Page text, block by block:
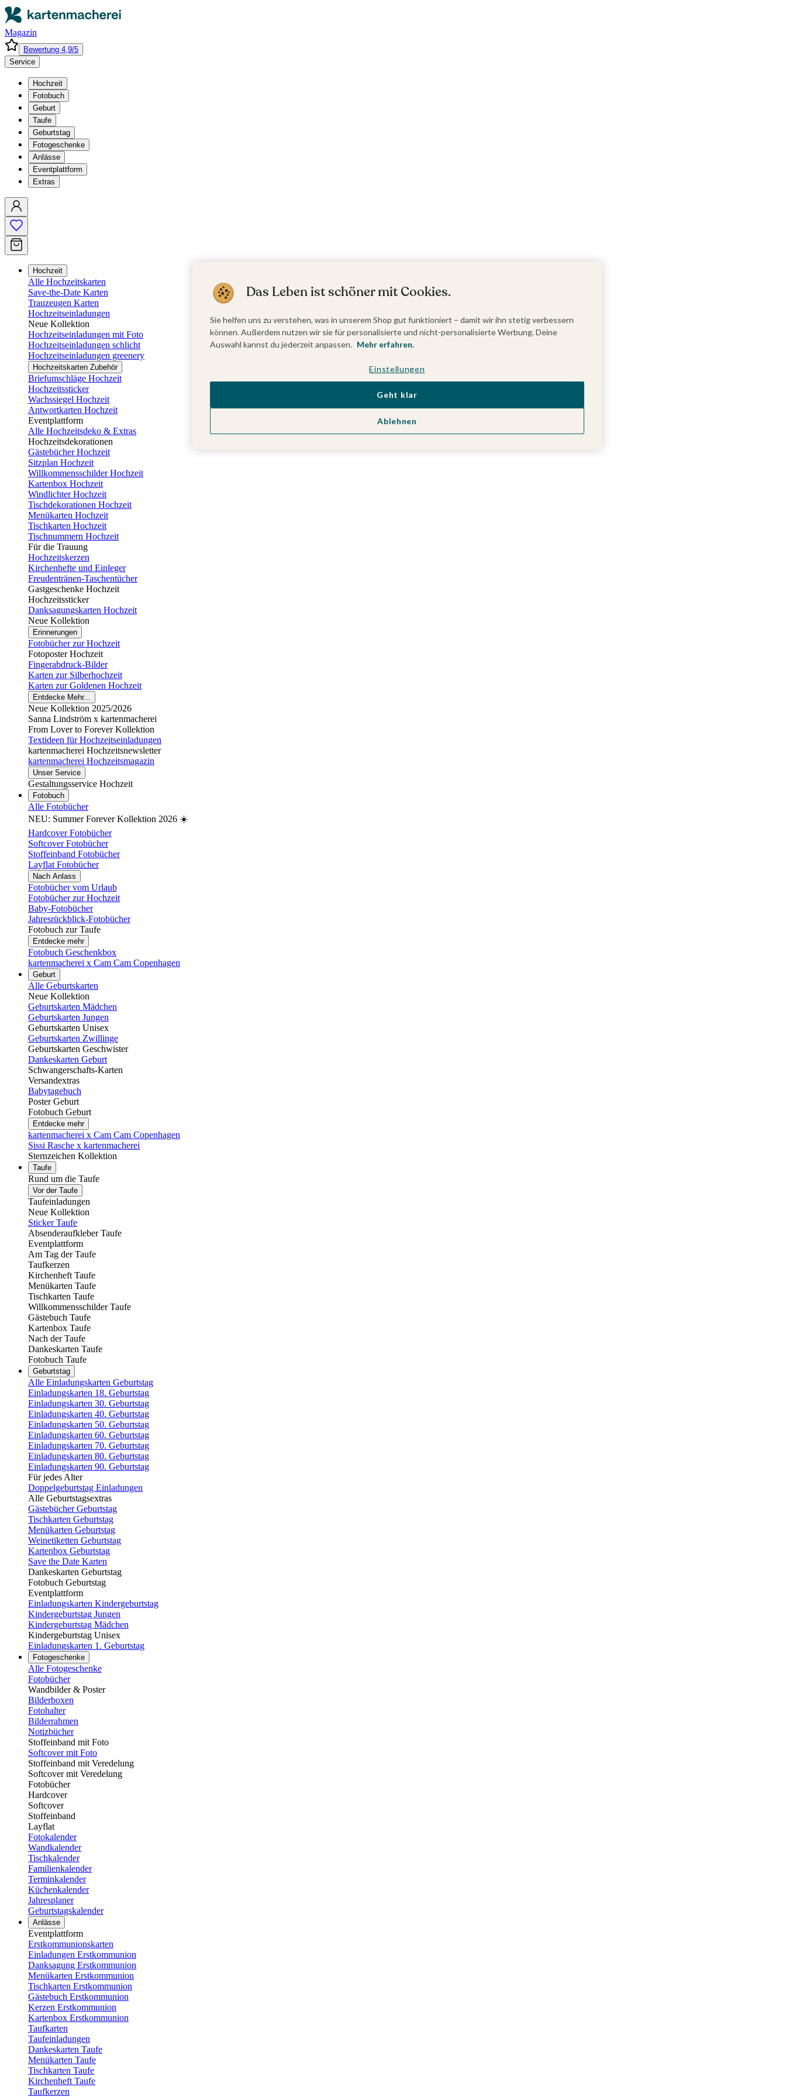
Magazin
Bewertung 4,9/5
Service
Hochzeit
Fotobuch
Geburt
Taufe
Geburtstag
Fotogeschenke
Anlässe
Eventplattform
Extras
Hochzeit
Alle Hochzeitskarten
Save-the-Date Karten
Trauzeugen Karten
Hochzeitseinladungen
Neue Kollektion
Hochzeitseinladungen mit Foto
Hochzeitseinladungen schlicht
Hochzeitseinladungen greenery
Hochzeitskarten Zubehör
Briefumschläge Hochzeit
Hochzeitssticker
Wachssiegel Hochzeit
Antwortkarten Hochzeit
Eventplattform
Alle Hochzeitsdeko & Extras
Hochzeitsdekorationen
Gästebücher Hochzeit
Sitzplan Hochzeit
Willkommensschilder Hochzeit
Kartenbox Hochzeit
Windlichter Hochzeit
Tischdekorationen Hochzeit
Menükarten Hochzeit
Tischkarten Hochzeit
Tischnummern Hochzeit
Für die Trauung
Hochzeitskerzen
Kirchenhefte und Einleger
Freudentränen-Taschentücher
Gastgeschenke Hochzeit
Hochzeitssticker
Danksagungskarten Hochzeit
Neue Kollektion
Erinnerungen
Fotobücher zur Hochzeit
Fotoposter Hochzeit
Fingerabdruck-Bilder
Karten zur Silberhochzeit
Karten zur Goldenen Hochzeit
Entdecke Mehr...
Neue Kollektion 2025/2026
Sanna Lindström x kartenmacherei
From Lover to Forever Kollektion
Textideen für Hochzeitseinladungen
kartenmacherei Hochzeitsnewsletter
kartenmacherei Hochzeitsmagazin
Unser Service
Gestaltungsservice Hochzeit
Fotobuch
Alle Fotobücher
NEU: Summer Forever Kollektion 2026 ☀️
Hardcover Fotobücher
Softcover Fotobücher
Stoffeinband Fotobücher
Layflat Fotobücher
Nach Anlass
Fotobücher vom Urlaub
Fotobücher zur Hochzeit
Baby-Fotobücher
Jahresrückblick-Fotobücher
Fotobuch zur Taufe
Entdecke mehr
Fotobuch Geschenkbox
kartenmacherei x Cam Cam Copenhagen
Geburt
Alle Geburtskarten
Neue Kollektion
Geburtskarten Mädchen
Geburtskarten Jungen
Geburtskarten Unisex
Geburtskarten Zwillinge
Geburtskarten Geschwister
Dankeskarten Geburt
Schwangerschafts-Karten
Versandextras
Babytagebuch
Poster Geburt
Fotobuch Geburt
Entdecke mehr
kartenmacherei x Cam Cam Copenhagen
Sissi Rasche x kartenmacherei
Sternzeichen Kollektion
Taufe
Rund um die Taufe
Vor der Taufe
Taufeinladungen
Neue Kollektion
Sticker Taufe
Absenderaufkleber Taufe
Eventplattform
Am Tag der Taufe
Taufkerzen
Kirchenheft Taufe
Menükarten Taufe
Tischkarten Taufe
Willkommensschilder Taufe
Gästebuch Taufe
Kartenbox Taufe
Nach der Taufe
Dankeskarten Taufe
Fotobuch Taufe
Geburtstag
Alle Einladungskarten Geburtstag
Einladungskarten 18. Geburtstag
Einladungskarten 30. Geburtstag
Einladungskarten 40. Geburtstag
Einladungskarten 50. Geburtstag
Einladungskarten 60. Geburtstag
Einladungskarten 70. Geburtstag
Einladungskarten 80. Geburtstag
Einladungskarten 90. Geburtstag
Für jedes Alter
Doppelgeburtstag Einladungen
Alle Geburtstagsextras
Gästebücher Geburtstag
Tischkarten Geburtstag
Menükarten Geburtstag
Weinetiketten Geburtstag
Kartenbox Geburtstag
Save the Date Karten
Dankeskarten Geburtstag
Fotobuch Geburtstag
Eventplattform
Einladungskarten Kindergeburtstag
Kindergeburtstag Jungen
Kindergeburtstag Mädchen
Kindergeburtstag Unisex
Einladungskarten 1. Geburtstag
Fotogeschenke
Alle Fotogeschenke
Fotobücher
Wandbilder & Poster
Bilderboxen
Fotohalter
Bilderrahmen
Notizbücher
Stoffeinband mit Foto
Softcover mit Foto
Stoffeinband mit Veredelung
Softcover mit Veredelung
Fotobücher
Hardcover
Softcover
Stoffeinband
Layflat
Fotokalender
Wandkalender
Tischkalender
Familienkalender
Terminkalender
Küchenkalender
Jahresplaner
Geburtstagskalender
Anlässe
Eventplattform
Erstkommunionskarten
Einladungen Erstkommunion
Danksagung Erstkommunion
Menükarten Erstkommunion
Tischkarten Erstkommunion
Gästebuch Erstkommunion
Kerzen Erstkommunion
Kartenbox Erstkommunion
Taufkarten
Taufeinladungen
Dankeskarten Taufe
Menükarten Taufe
Tischkarten Taufe
Kirchenheft Taufe
Taufkerzen
Das Leben ist schöner mit Cookies.
Sie helfen uns zu verstehen, was in unserem Shop gut funktioniert – damit wir ihn stetig verbessern
können. Außerdem nutzen wir sie für personalisierte und nicht-personalisierte Werbung. Deine
Auswahl kannst du jederzeit anpassen. Mehr erfahren.
Einstellungen
Ablehnen
Geht klar